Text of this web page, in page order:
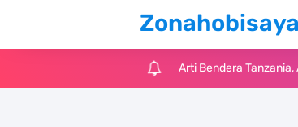
Zonahobisaya
Cara Pindahkan WA